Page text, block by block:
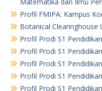
Profil FMIPA: Kampus
Botanical Clearinghouse
Profil Prodi S1
Profil Prodi S1
Profil Prodi S1
Profil Prodi S1
Profil Prodi S1